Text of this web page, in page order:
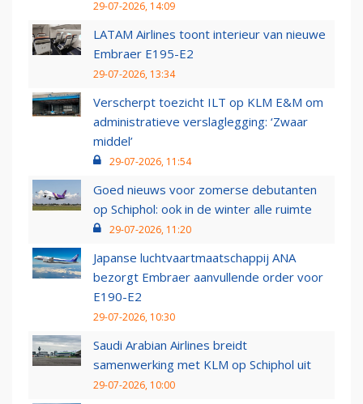
29-07-2026, 14:09
LATAM Airlines toont interieur van nieuwe
Embraer E195-E2
29-07-2026, 13:34
Verscherpt toezicht ILT op KLM E&M om
administratieve verslaglegging: ‘Zwaar
middel’
29-07-2026, 11:54
Goed nieuws voor zomerse debutanten
op Schiphol: ook in de winter alle ruimte
29-07-2026, 11:20
Japanse luchtvaartmaatschappij ANA
bezorgt Embraer aanvullende order voor
E190-E2
29-07-2026, 10:30
Saudi Arabian Airlines breidt
samenwerking met KLM op Schiphol uit
29-07-2026, 10:00